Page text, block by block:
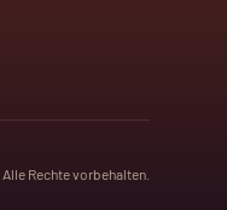
Rechte vorbehalten.